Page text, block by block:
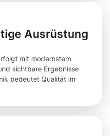
Ausrüstung
mit modernstem
sichtbare Ergebnisse
bedeutet Qualität im